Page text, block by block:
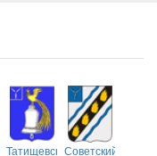
ТатищевскийСоветский